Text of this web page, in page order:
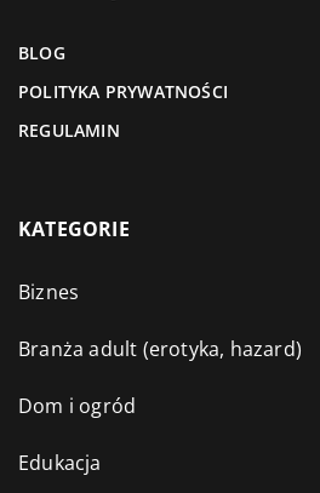
BLOG
POLITYKA PRYWATNOŚCI
REGULAMIN
KATEGORIE
Biznes
Branża adult (erotyka, hazard)
Dom i ogród
Edukacja